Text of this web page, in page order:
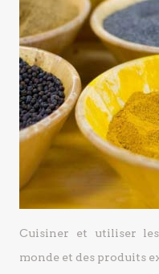
Cuisiner et utiliser
monde et des produits